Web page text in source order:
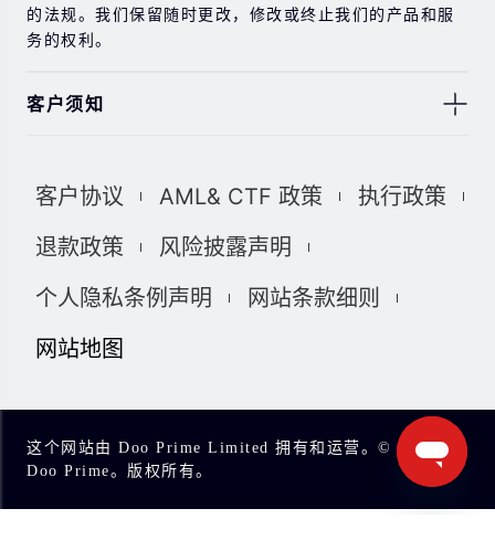
的法规。我们保留随时更改，修改或终止我们的产品和服
务的权利。
客户须知
息，材料或第三方材料（“材料”）仅供参考。 该材料仅被
的投资建议和/或投资推荐。 尽管我们已尽一切合理的努力
和保证，如果所提供信息的任何不准确和不完整，我们也
损失或损害赔偿。 未经我们的同意，您只能将该材料用于
我们使用我们网站上的cookies来根据您的喜好自定义我们
网站上显示的信息和体验。 通过访问本网站，您承认您已
经阅读并同意上述详细信息，并同意我们使用cookies。
客户协议 AML& CTF 政策
执行政策
退款政策
风险披露声明
个人隐私条例声明
网站条款细则
网站地图
这个网站由 Doo Prime Limited 拥有和运营。© 2023
Doo Prime。版权所有。